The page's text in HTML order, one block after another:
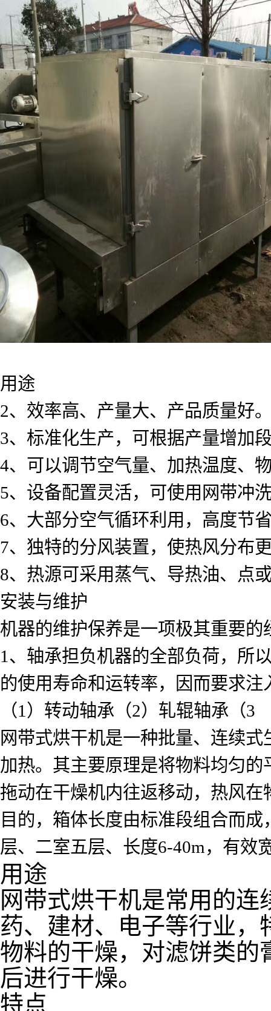
用途
2、效率高、产量大、产品质量好
3、标准化生产，可根据产量增加
4、可以调节空气量、加热温度、
5、设备配置灵活，可使用网带冲
6、大部分空气循环利用，高度节
7、独特的分风装置，使热风分布
8、热源可采用蒸气、导热油、点
安装与维护
机器的维护保养是一项极其重要
1、轴承担负机器的全部负荷，所
的使用寿命和运转率，因而要求
（1）转动轴承（2）轧辊轴承（3
网带式烘干机是一种批量、连续
加热。其主要原理是将物料均匀
拖动在干燥机内往返移动，热风
目的，箱体长度由标准段组合而
层、二室五层、长度6-40m，有效
用途
网带式烘干机是常用的
药、建材、电子等行业
物料的干燥，对滤饼类的
后进行干燥。
特点